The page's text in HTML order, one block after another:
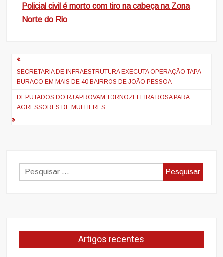
Policial civil é morto com tiro na cabeça na Zona
Norte do Rio
Navegação
de
artigos
SECRETARIA DE INFRAESTRUTURA EXECUTA OPERAÇÃO TAPA-
BURACO EM MAIS DE 40 BAIRROS DE JOÃO PESSOA
DEPUTADOS DO RJ APROVAM TORNOZELEIRA ROSA PARA
AGRESSORES DE MULHERES
Pesquisar
por:
Artigos recentes